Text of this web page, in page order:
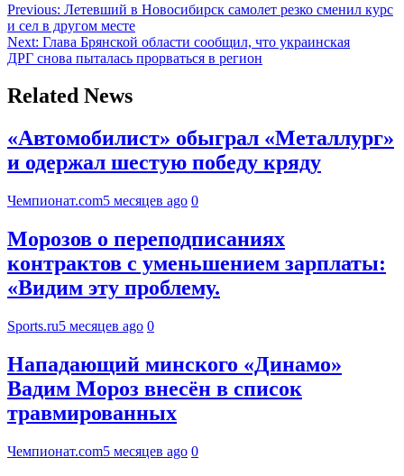
Previous: Летевший в Новосибирск самолет резко сменил курс
и сел в другом месте
Next: Глава Брянской области сообщил, что украинская
ДРГ снова пыталась прорваться в регион
Related News
«Автомобилист» обыграл «Металлург»
и одержал шестую победу кряду
Чемпионат.com5 месяцев ago 0
Морозов о переподписаниях
контрактов с уменьшением зарплаты:
«Видим эту проблему.
Sports.ru5 месяцев ago 0
Нападающий минского «Динамо»
Вадим Мороз внесён в список
травмированных
Чемпионат.com5 месяцев ago 0